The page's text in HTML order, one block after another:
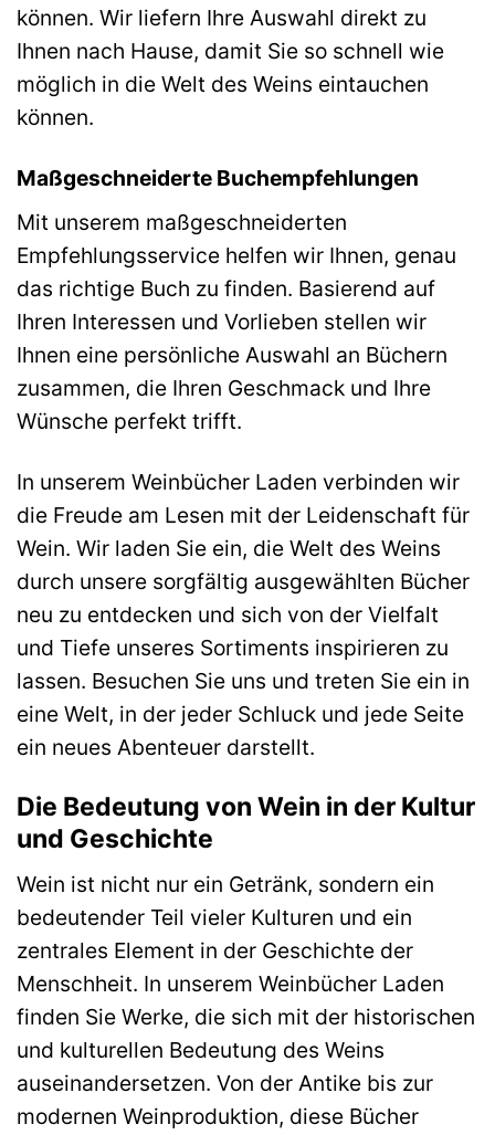
können. Wir liefern Ihre Auswahl direkt zu
Ihnen nach Hause, damit Sie so schnell wie
möglich in die Welt des Weins eintauchen
können.
Maßgeschneiderte Buchempfehlungen
Mit unserem maßgeschneiderten
Empfehlungsservice helfen wir Ihnen, genau
das richtige Buch zu finden. Basierend auf
Ihren Interessen und Vorlieben stellen wir
Ihnen eine persönliche Auswahl an Büchern
zusammen, die Ihren Geschmack und Ihre
Wünsche perfekt trifft.
In unserem Weinbücher Laden verbinden wir
die Freude am Lesen mit der Leidenschaft für
Wein. Wir laden Sie ein, die Welt des Weins
durch unsere sorgfältig ausgewählten Bücher
neu zu entdecken und sich von der Vielfalt
und Tiefe unseres Sortiments inspirieren zu
lassen. Besuchen Sie uns und treten Sie ein in
eine Welt, in der jeder Schluck und jede Seite
ein neues Abenteuer darstellt.
Die Bedeutung von Wein in der Kultur
und Geschichte
Wein ist nicht nur ein Getränk, sondern ein
bedeutender Teil vieler Kulturen und ein
zentrales Element in der Geschichte der
Menschheit. In unserem Weinbücher Laden
finden Sie Werke, die sich mit der historischen
und kulturellen Bedeutung des Weins
auseinandersetzen. Von der Antike bis zur
modernen Weinproduktion, diese Bücher